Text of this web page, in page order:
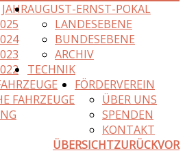
AUGUST-ERNST-POKAL
LANDESEBENE
BUNDESEBENE
ARCHIV
TECHNIK
FAHRZEUGE
FÖRDERVEREIN
ÜBER UNS
SPENDEN
KONTAKT
ÜBERSICHTZURÜCKVOR